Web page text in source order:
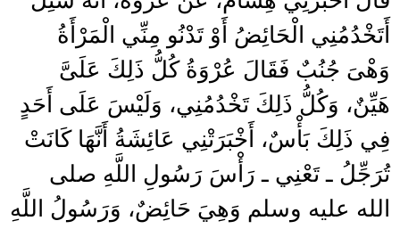
أَتَخْدُمُنِي الْحَائِضُ أَوْ تَدْنُو مِنِّي الْمَرْأَةُ
وَهْىَ جُنُبٌ فَقَالَ عُرْوَةُ كُلُّ ذَلِكَ عَلَىَّ
هَيِّنٌ، وَكُلُّ ذَلِكَ تَخْدُمُنِي، وَلَيْسَ عَلَى أَحَدٍ
فِي ذَلِكَ بَأْسٌ، أَخْبَرَتْنِي عَائِشَةُ أَنَّهَا كَانَتْ
تُرَجِّلُ ـ تَعْنِي ـ رَأْسَ رَسُولِ اللَّهِ صلى
الله عليه وسلم وَهِيَ حَائِضٌ، وَرَسُولُ اللَّهِ